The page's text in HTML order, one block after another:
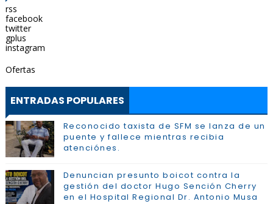
rss
facebook
twitter
gplus
instagram
Ofertas
ENTRADAS POPULARES
Reconocido taxista de SFM se lanza de un
puente y fallece mientras recibia
atenciónes.
Denuncian presunto boicot contra la
gestión del doctor Hugo Sención Cherry
en el Hospital Regional Dr. Antonio Musa